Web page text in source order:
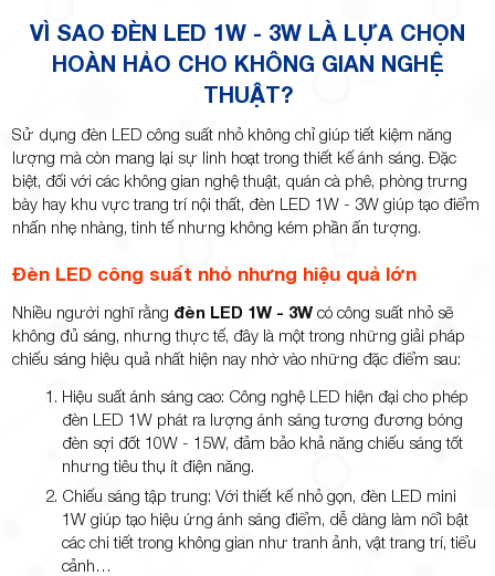
phường
Hiệp Phú,
TP.Thủ
Đức,
VÌ SAO ĐÈN LED 1W - 3W LÀ LỰA CHỌN
HOÀN HẢO CHO KHÔNG GIAN NGHỆ
THUẬT?
Sử dụng đèn LED công suất nhỏ không chỉ giúp tiết kiệm năng
lượng mà còn mang lại sự linh hoạt trong thiết kế ánh sáng. Đặc
biệt, đối với các không gian nghệ thuật, quán cà phê, phòng trưng
bày hay khu vực trang trí nội thất, đèn LED 1W - 3W giúp tạo điểm
nhấn nhẹ nhàng, tinh tế nhưng không kém phần ấn tượng.
Đèn LED công suất nhỏ nhưng hiệu quả lớn
Nhiều người nghĩ rằng đèn LED 1W - 3W có công suất nhỏ sẽ
không đủ sáng, nhưng thực tế, đây là một trong những giải pháp
chiếu sáng hiệu quả nhất hiện nay nhờ vào những đặc điểm sau:
Hiệu suất ánh sáng cao: Công nghệ LED hiện đại cho phép
đèn LED 1W phát ra lượng ánh sáng tương đương bóng
đèn sợi đốt 10W - 15W, đảm bảo khả năng chiếu sáng tốt
nhưng tiêu thụ ít điện năng.
Chiếu sáng tập trung: Với thiết kế nhỏ gọn, đèn LED mini
1W giúp tạo hiệu ứng ánh sáng điểm, dễ dàng làm nổi bật
các chi tiết trong không gian như tranh ảnh, vật trang trí, tiểu
cảnh…